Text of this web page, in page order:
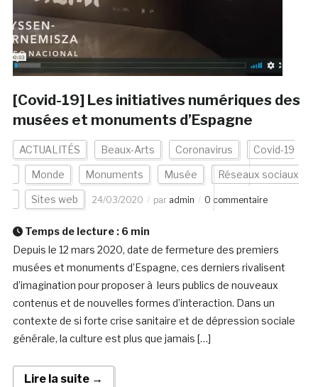
[Covid-19] Les initiatives numériques des
musées et monuments d’Espagne
ACTUALITÉS Beaux-Arts Coronavirus Covid-19
Monde Monuments Musée Réseaux sociaux
Sites web 24/03/2020 par admin 0 commentaire
Temps de lecture : 6 min
Depuis le 12 mars 2020, date de fermeture des premiers
musées et monuments d’Espagne, ces derniers rivalisent
d’imagination pour proposer à leurs publics de nouveaux
contenus et de nouvelles formes d’interaction. Dans un
contexte de si forte crise sanitaire et de dépression sociale
générale, la culture est plus que jamais […]
Lire la suite →